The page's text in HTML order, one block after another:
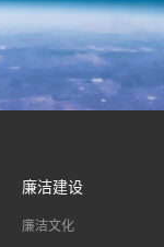
0086-0573-88585392
廉洁建设
廉洁文化